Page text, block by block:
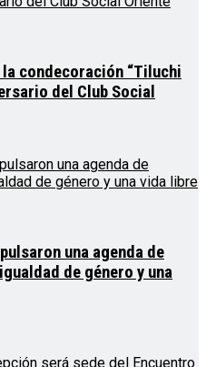
condecoración “Tiluchi
del Club Social
una agenda de
de género y una